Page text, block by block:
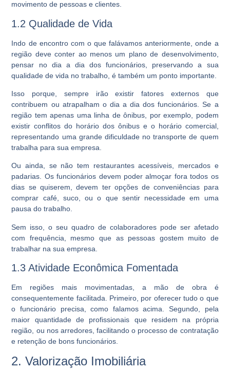
movimento de pessoas e clientes.
1.2 Qualidade de Vida
Indo de encontro com o que falávamos anteriormente, onde a
região deve conter ao menos um plano de desenvolvimento,
pensar no dia a dia dos funcionários, preservando a sua
qualidade de vida no trabalho, é também um ponto importante.
Isso porque, sempre irão existir fatores externos que
contribuem ou atrapalham o dia a dia dos funcionários. Se a
região tem apenas uma linha de ônibus, por exemplo, podem
existir conflitos do horário dos ônibus e o horário comercial,
representando uma grande dificuldade no transporte de quem
trabalha para sua empresa.
Ou ainda, se não tem restaurantes acessíveis, mercados e
padarias. Os funcionários devem poder almoçar fora todos os
dias se quiserem, devem ter opções de conveniências para
comprar café, suco, ou o que sentir necessidade em uma
pausa do trabalho.
Sem isso, o seu quadro de colaboradores pode ser afetado
com frequência, mesmo que as pessoas gostem muito de
trabalhar na sua empresa.
1.3 Atividade Econômica Fomentada
Em regiões mais movimentadas, a mão de obra é
consequentemente facilitada. Primeiro, por oferecer tudo o que
o funcionário precisa, como falamos acima. Segundo, pela
maior quantidade de profissionais que residem na própria
região, ou nos arredores, facilitando o processo de contratação
e retenção de bons funcionários.
2. Valorização Imobiliária